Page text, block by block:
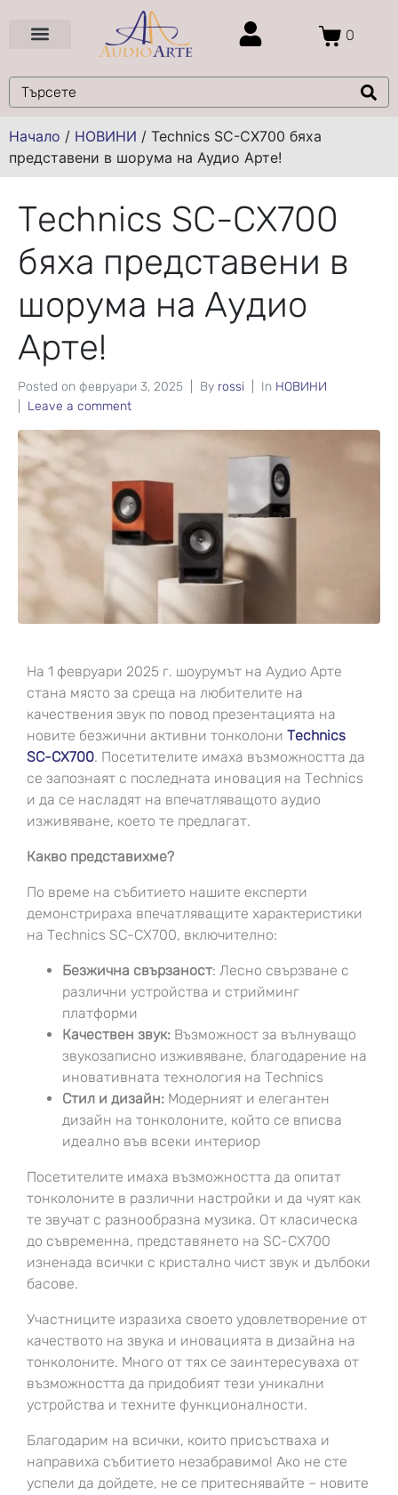
0
Начало / НОВИНИ / Technics SC-CX700 бяха
представени в шорума на Аудио Арте!
Technics SC-CX700
бяха представени в
шорума на Аудио
Арте!
Posted on февруари 3, 2025 By rossi In НОВИНИ
Leave a comment
На 1 февруари 2025 г. шоурумът на Аудио Арте
стана място за среща на любителите на
качествения звук по повод презентацията на
новите безжични активни тонколони Technics
SC-CX700. Посетителите имаха възможността да
се запознаят с последната иновация на Technics
и да се насладят на впечатляващото аудио
изживяване, което те предлагат.
Какво представихме?
По време на събитието нашите експерти
демонстрираха впечатляващите характеристики
на Technics SC-CX700, включително:
Безжична свързаност: Лесно свързване с
различни устройства и стрийминг
платформи
Качествен звук: Възможност за вълнуващо
звукозаписно изживяване, благодарение на
иновативната технология на Technics
Стил и дизайн: Модерният и елегантен
дизайн на тонколоните, който се вписва
идеално във всеки интериор
Посетителите имаха възможността да опитат
тонколоните в различни настройки и да чуят как
те звучат с разнообразна музика. От класическа
до съвременна, представянето на SC-CX700
изненада всички с кристално чист звук и дълбоки
басове.
Участниците изразиха своето удовлетворение от
качеството на звука и иновацията в дизайна на
тонколоните. Много от тях се заинтересуваха от
възможността да придобият тези уникални
устройства и техните функционалности.
Благодарим на всички, които присъстваха и
направиха събитието незабравимо! Ако не сте
успели да дойдете, не се притеснявайте – новите